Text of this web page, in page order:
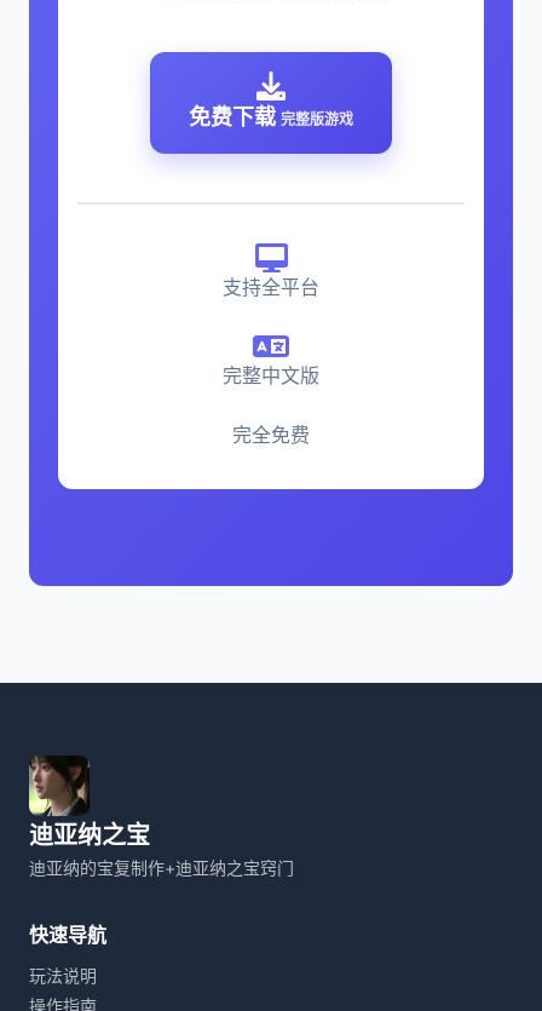
免费下载 完整版游戏
支持全平台
完整中文版
完全免费
迪亚纳之宝
迪亚纳的宝复制作+迪亚纳之宝窍门
快速导航
玩法说明
操作指南